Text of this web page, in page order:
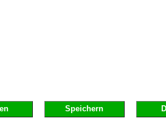
Speichern